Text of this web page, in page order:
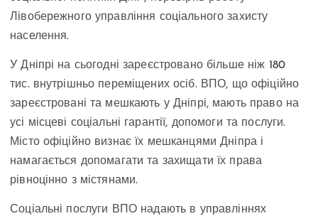
Лівобережного управління соціального захисту
населення.
У Дніпрі на сьогодні зареєстровано більше ніж 180
тис. внутрішньо переміщених осіб. ВПО, що офіційно
зареєстровані та мешкають у Дніпрі, мають право на
усі місцеві соціальні гарантії, допомоги та послуги.
Місто офіційно визнає їх мешканцями Дніпра і
намагається допомагати та захищати їх права
рівноцінно з містянами.
Соціальні послуги ВПО надають в управліннях